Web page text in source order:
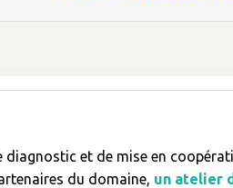
diagnostic et de mise en
du domaine, un atelier